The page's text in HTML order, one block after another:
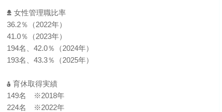
女性管理職比率
36.2％（2022年）
41.0％（2023年）
194名、42.0％（2024年）
193名、43.3％（2025年）
育休取得実績
149名 ※2018年
224名 ※2022年